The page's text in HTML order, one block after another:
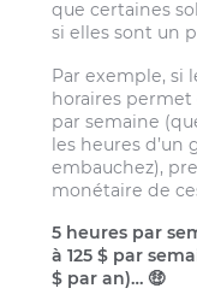
que certaines
si elles sont un
Par exemple, si
horaires permet
par semaine
les heures d’un
embauchez),
monétaire de
5 heures par
à 125 $ par
$ par an)… 🤑